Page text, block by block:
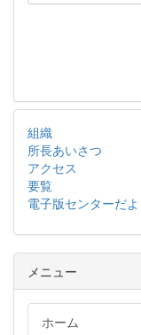
組織
所長あいさつ
アクセス
要覧
電子版センターだよ
メニュー
ホーム